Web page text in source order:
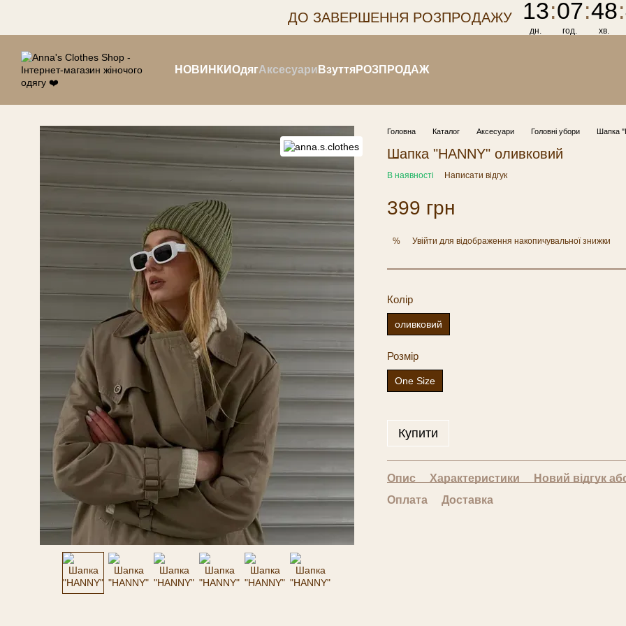
ДО ЗАВЕРШЕННЯ РОЗПРОДАЖУ 13:07:48:
дн. год. хв.
НОВИНКИОдягАксесуари ВзуттяРОЗПРОДАЖ
Головна Каталог Аксесуари Головні убори Шапка
Шапка "HANNY" оливковий
В наявності Написати відгук
399 грн
% Увійти для відображення накопичувальної знижки
Колір
оливковий
Розмір
One Size
Купити
Опис Характеристики
Новий відгук
Оплата
Доставка